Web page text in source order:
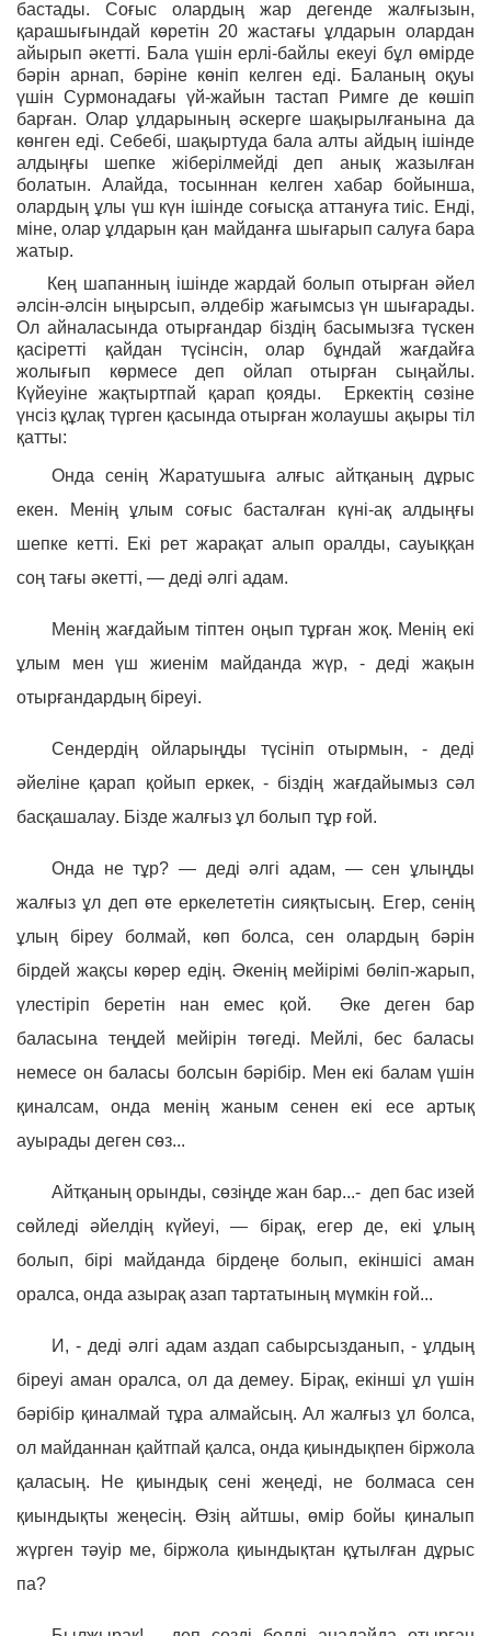
бастады. Соғыс олардың жар дегенде жалғызын,
қарашығындай көретін 20 жастағы ұлдарын олардан
айырып әкетті. Бала үшін ерлі-байлы екеуі бұл өмірде
бәрін арнап, бәріне көніп келген еді. Баланың оқуы
үшін Сурмонадағы үй-жайын тастап Римге де көшіп
барған. Олар ұлдарының әскерге шақырылғанына да
көнген еді. Себебі, шақыртуда бала алты айдың ішінде
алдыңғы шепке жіберілмейді деп анық жазылған
болатын. Алайда, тосыннан келген хабар бойынша,
олардың ұлы үш күн ішінде соғысқа аттануға тиіс. Енді,
міне, олар ұлдарын қан майданға шығарып салуға бара
жатыр.
Кең шапанның ішінде жардай болып отырған әйел
әлсін-әлсін ыңырсып, әлдебір жағымсыз үн шығарады.
Ол айналасында отырғандар біздің басымызға түскен
қасіретті қайдан түсінсін, олар бұндай жағдайға
жолығып көрмесе деп ойлап отырған сыңайлы.
Күйеуіне жақтыртпай қарап қояды. Еркектің сөзіне
үнсіз құлақ түрген қасында отырған жолаушы ақыры тіл
қатты:
Онда сенің Жаратушыға алғыс айтқаның дұрыс
екен. Менің ұлым соғыс басталған күні-ақ алдыңғы
шепке кетті. Екі рет жарақат алып оралды, сауыққан
соң тағы әкетті, — деді әлгі адам.
Менің жағдайым тіптен оңып тұрған жоқ. Менің екі
ұлым мен үш жиенім майданда жүр, - деді жақын
отырғандардың біреуі.
Сендердің ойларыңды түсініп отырмын, - деді
әйеліне қарап қойып еркек, - біздің жағдайымыз сәл
басқашалау. Бізде жалғыз ұл болып тұр ғой.
Онда не тұр? — деді әлгі адам, — сен ұлыңды
жалғыз ұл деп өте еркелететін сияқтысың. Егер, сенің
ұлың біреу болмай, көп болса, сен олардың бәрін
бірдей жақсы көрер едің. Әкенің мейірімі бөліп-жарып,
үлестіріп беретін нан емес қой. Әке деген бар
баласына теңдей мейірін төгеді. Мейлі, бес баласы
немесе он баласы болсын бәрібір. Мен екі балам үшін
қиналсам, онда менің жаным сенен екі есе артық
ауырады деген сөз...
Айтқаның орынды, сөзіңде жан бар...- деп бас изей
сөйледі әйелдің күйеуі, — бірақ, егер де, екі ұлың
болып, бірі майданда бірдеңе болып, екіншісі аман
оралса, онда азырақ азап тартатының мүмкін ғой...
И, - деді әлгі адам аздап сабырсызданып, - ұлдың
біреуі аман оралса, ол да демеу. Бірақ, екінші ұл үшін
бәрібір қиналмай тұра алмайсың. Ал жалғыз ұл болса,
ол майданнан қайтпай қалса, онда қиындықпен біржола
қаласың. Не қиындық сені жеңеді, не болмаса сен
қиындықты жеңесің. Өзің айтшы, өмір бойы қиналып
жүрген тәуір ме, біржола қиындықтан құтылған дұрыс
па?